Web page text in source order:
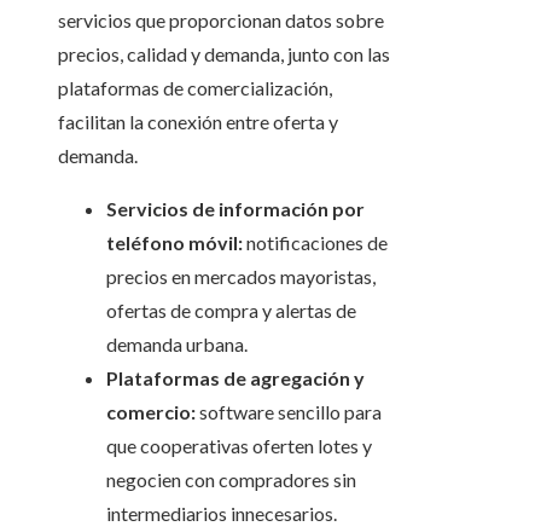
servicios que proporcionan datos sobre
precios, calidad y demanda, junto con las
plataformas de comercialización,
facilitan la conexión entre oferta y
demanda.
Servicios de información por
teléfono móvil:notificaciones de
precios en mercados mayoristas,
ofertas de compra y alertas de
demanda urbana.
Plataformas de agregación y
comercio:software sencillo para
que cooperativas oferten lotes y
negocien con compradores sin
intermediarios innecesarios.